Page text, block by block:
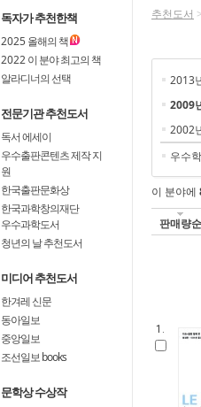
독자가 추천한책
2025올해의 책
2022이 분야 최고의 책
알라디너의 선택
전문기관 추천도서
독서 에세이
우수출판콘텐츠 제작 지
원
한국출판문화상
한국과학창의재단
우수과학도서
청년의 날 추천도서
미디어 추천도서
한겨레 신문
동아일보
중앙일보
조선일보 books
문학상 수상작
추천도서
2013
2009
2002
우수
이 분야에
판매량순
1.